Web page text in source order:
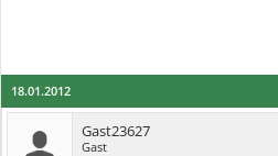
18.01.2012
Gast23627
Gast